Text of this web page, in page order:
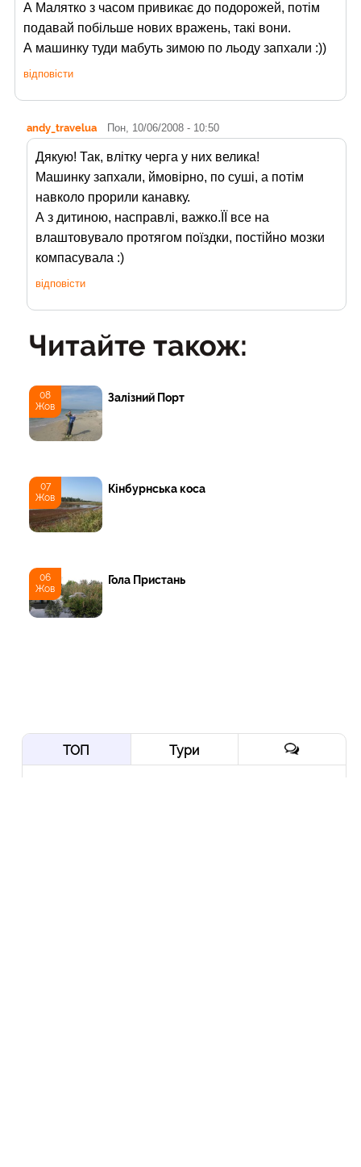
А Малятко з часом привикає до подорожей, потім
подавай побільше нових вражень, такі вони.
А машинку туди мабуть зимою по льоду запхали :))
відповісти
andy_travelua Пон, 10/06/2008 - 10:50
Дякую! Так, влітку черга у них велика!
Машинку запхали, ймовірно, по суші, а потім
навколо прорили канавку.
А з дитиною, насправлі, важко.ЇЇ все на
влаштовувало протягом поїздки, постійно мозки
компасувала :)
відповісти
Читайте також:
08
Жов
Залізний Порт
07
Жов
Кінбурнська коса
06
Жов
Гола Пристань
ТОП Тури